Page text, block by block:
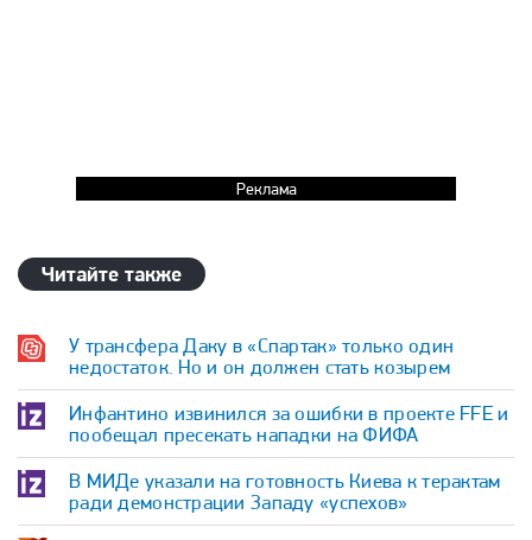
Реклама
Читайте также
У трансфера Даку в «Спартак» только один
недостаток. Но и он должен стать козырем
Инфантино извинился за ошибки в проекте FFE и
пообещал пресекать нападки на ФИФА
В МИДе указали на готовность Киева к терактам
ради демонстрации Западу «успехов»